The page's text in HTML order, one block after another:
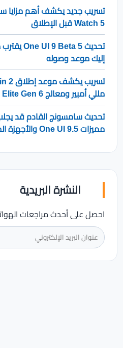
Watch 5 قبل الإطلاق
إليك موعد وصوله
مللي أمبير ومعالج Snapdragon 8 Elite Gen 6
تحديث سامسونج القادم قد يجلب
مميزات One UI 9.5 والأجهزة المؤهلة
النشرة البريدية
احصل على أحدث مراجعات